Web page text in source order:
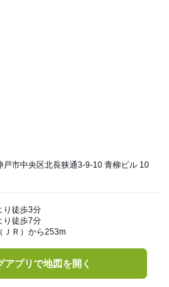
戸市中央区北長狭通3-9-10 青柳ビル 10
り徒歩3分
り徒歩7分
ＪＲ）から253m
アプリで地図を開く